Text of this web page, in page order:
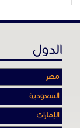
الدول